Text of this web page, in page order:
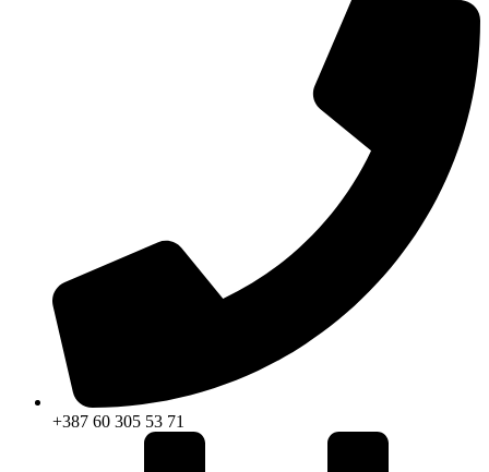
+387 60 305 53 71